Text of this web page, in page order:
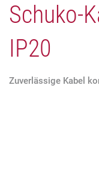
Schuko-
IP20
Zuverlässige Kabel